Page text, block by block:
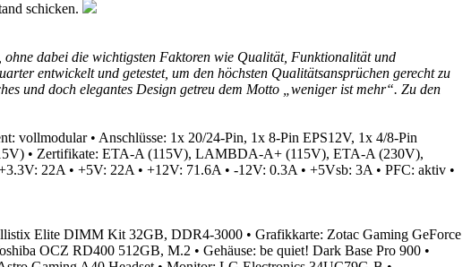
schicken.
dabei die wichtigsten Faktoren wie Qualität, Funktionalität und
entwickelt und getestet, um den höchsten Qualitätsansprüchen gerecht zu
und doch elegantes Design getreu dem Motto „weniger ist mehr“. Zu den
vollmodular • Anschlüsse: 1x 20/24-Pin, 1x 8-Pin EPS12V, 1x 4/8-Pin
• Zertifikate: ETA-A (115V), LAMBDA-A+ (115V), ETA-A (230V),
22A • +5V: 22A • +12V: 71.6A • -12V: 0.3A • +5Vsb: 3A • PFC: aktiv •
Elite DIMM Kit 32GB, DDR4-3000 • Grafikkarte: Zotac Gaming GeForce
OCZ RD400 512GB, M.2 • Gehäuse: be quiet! Dark Base Pro 900 •